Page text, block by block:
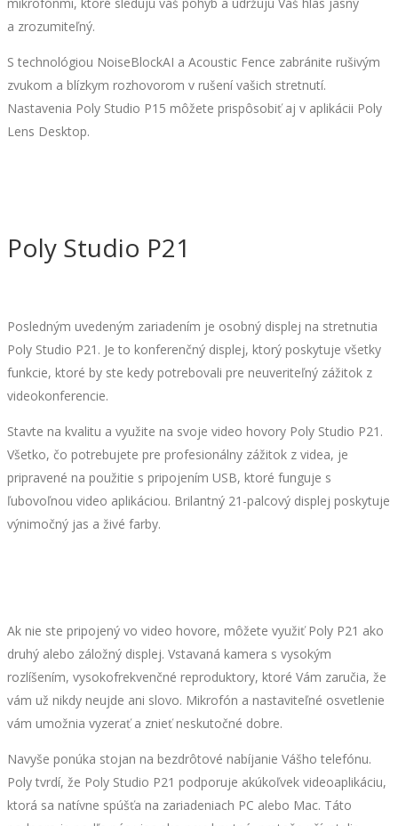
mikrofónmi, ktoré sledujú váš pohyb a udržujú Váš hlas jasný
a zrozumiteľný.
S technológiou NoiseBlockAI a Acoustic Fence zabránite rušivým
zvukom a blízkym rozhovorom v rušení vašich stretnutí.
Nastavenia Poly Studio P15 môžete prispôsobiť aj v aplikácii Poly
Lens Desktop.
Poly Studio P21
Posledným uvedeným zariadením je osobný displej na stretnutia
Poly Studio P21. Je to konferenčný displej, ktorý poskytuje všetky
funkcie, ktoré by ste kedy potrebovali pre neuveriteľný zážitok z
videokonferencie.
Stavte na kvalitu a využite na svoje video hovory Poly Studio P21.
Všetko, čo potrebujete pre profesionálny zážitok z videa, je
pripravené na použitie s pripojením USB, ktoré funguje s
ľubovoľnou video aplikáciou. Brilantný 21-palcový displej poskytuje
výnimočný jas a živé farby.
Ak nie ste pripojený vo video hovore, môžete využiť Poly P21 ako
druhý alebo záložný displej. Vstavaná kamera s vysokým
rozlíšením, vysokofrekvenčné reproduktory, ktoré Vám zaručia, že
vám už nikdy neujde ani slovo. Mikrofón a nastaviteľné osvetlenie
vám umožnia vyzerať a znieť neskutočné dobre.
Navyše ponúka stojan na bezdrôtové nabíjanie Vášho telefónu.
Poly tvrdí, že Poly Studio P21 podporuje akúkoľvek videoaplikáciu,
ktorá sa natívne spúšťa na zariadeniach PC alebo Mac. Táto